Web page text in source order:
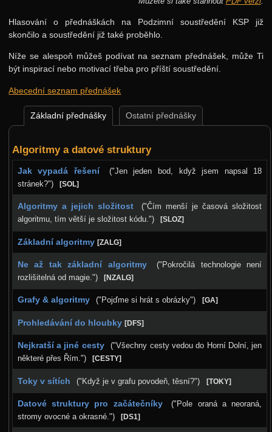
Hlasování o přednáškách na Podzimní soustředění KSP již
skončilo a soustředění již také proběhlo.
Níže se alespoň můžeš podívat na seznam přednášek, může Ti
být inspirací nebo motivací třeba pro příští soustředění.
Abecední seznam přednášek
Základní přednášky Ostatní přednášky
Algoritmy a datové struktury
Jak vypadá řešení
("Jen jeden bod, když jsem napsal 18
stránek?")
[SOL]
Algoritmy a jejich složitost
("Čím menší je časová složitost
algoritmu, tím větší je složitost kódu.")
[SLOZ]
Základní algoritmy [ZALG]
Ne až tak základní algoritmy
("Pokročilá technologie není
rozlišitelná od magie.")
[NZALG]
Grafy & algoritmy ("Pojďme si hrát s obrázky") [GA]
Prohledávání do hloubky [DFS]
Nejkratší a jiné cesty
("Všechny cesty vedou do Horní Dolní, jen
některé přes Řím.")
[CESTY]
Toky v sítích ("Když je v grafu povodeň, těsní?") [TOKY]
Datové struktury pro začátečníky
("Pole oraná a neoraná,
stromy ovocné a okrasné.")
[DS1]
Podzimní 2023
Jarní 2023
Podzimní 2022
Jarní 2022
Podzimní 2021
Podzimní 2020
Jarní 2020
Podzimní 2019
Jarní 2019
Podzimní 2018
Podzimní 2017
Jarní 2017
Podzimní 2016
Jarní 2016
Podzimní 2015
Jarní 2015
Podzimní 2014
Jarní 2014